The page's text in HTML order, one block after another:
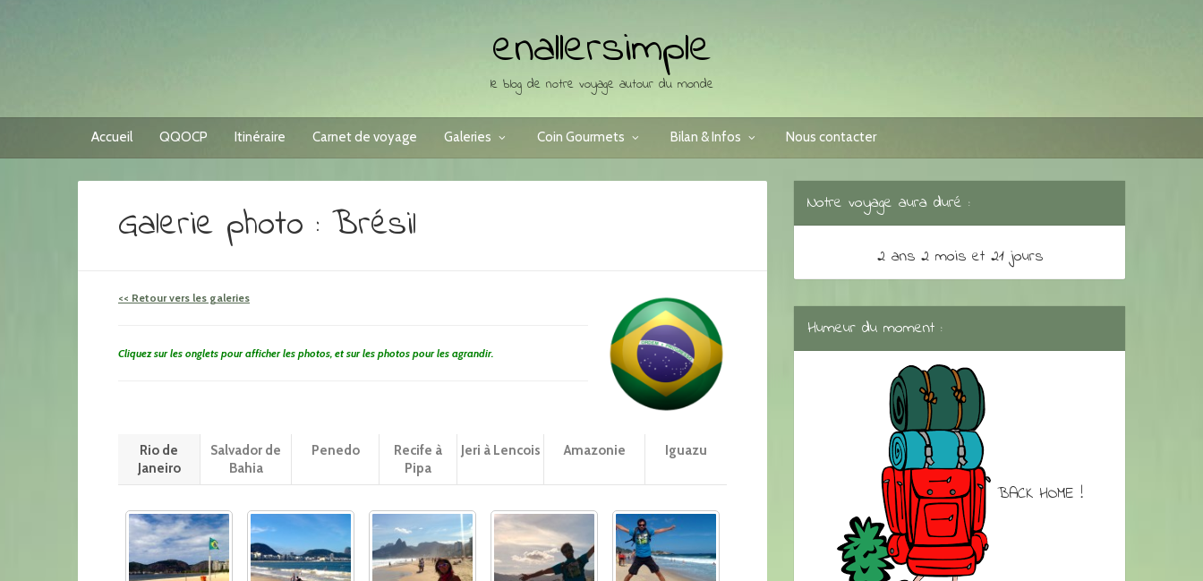
enallersimple
le blog de notre voyage autour du monde
Accueil QQOCP Itinéraire Carnet de voyage Galeries Coin Gourmets Bilan & Infos Nous contacter
Galerie photo : Brésil
<< Retour vers les galeries
Cliquez sur les onglets pour afficher les photos, et sur les photos pour les agrandir.
Rio de
Janeiro
Salvador de
Bahia
Penedo
Recife à
Pipa
Jeri à Lencois Amazonie Iguazu
Notre voyage aura duré :
2 ans 2 mois et 21 jours
Humeur du moment :
BACK HOME !